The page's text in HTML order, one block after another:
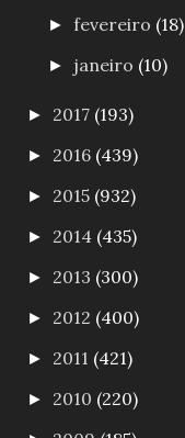
►fevereiro (18)
► janeiro (10)
► 2017 (193)
► 2016 (439)
► 2015 (932)
► 2014 (435)
► 2013 (300)
► 2012 (400)
► 2011 (421)
► 2010 (220)